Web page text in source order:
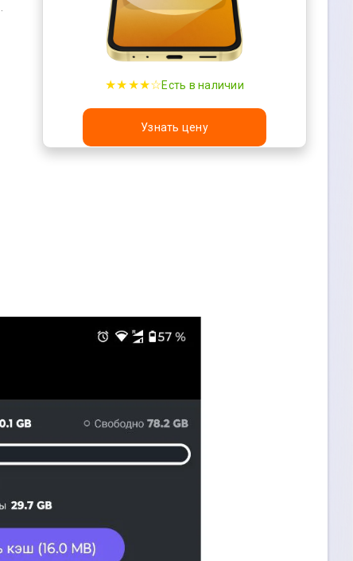
★★★★☆Есть в наличии
Узнать цену